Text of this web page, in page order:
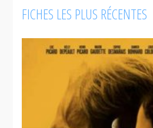
Dear Jackie
FICHES LES PLUS RÉCENTES